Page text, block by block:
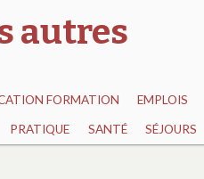
autres
FORMATION EMPLOIS
PRATIQUE SANTÉ SÉJOURS